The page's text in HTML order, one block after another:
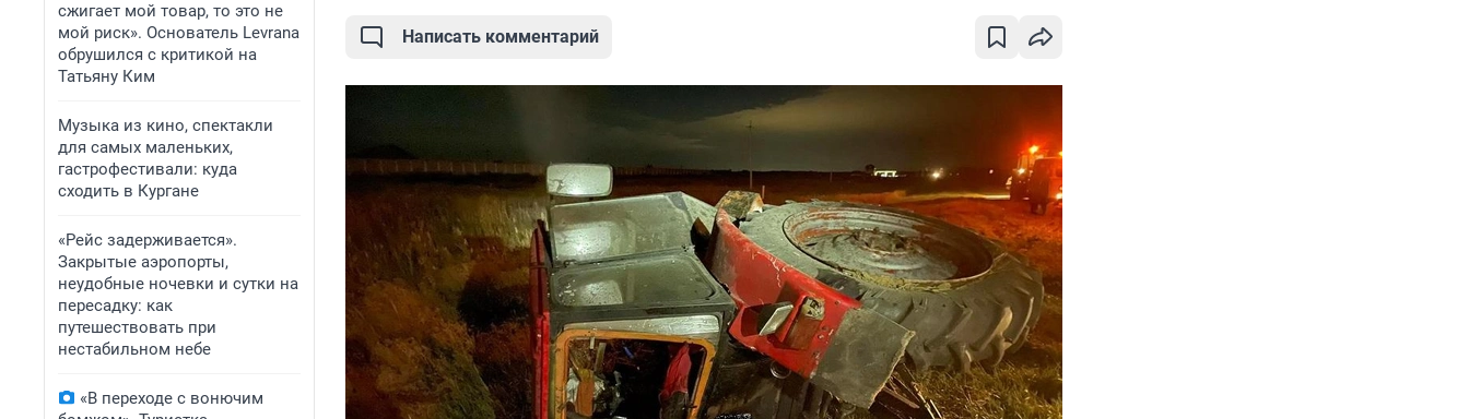
сжигает мой товар, то это не
мой риск». Основатель Levrana
обрушился с критикой на
Татьяну Ким
Музыка из кино, спектакли
для самых маленьких,
гастрофестивали: куда
сходить в Кургане
«Рейс задерживается».
Закрытые аэропорты,
неудобные ночевки и сутки на
пересадку: как
путешествовать при
нестабильном небе
«В переходе с вонючим
Написать комментарий